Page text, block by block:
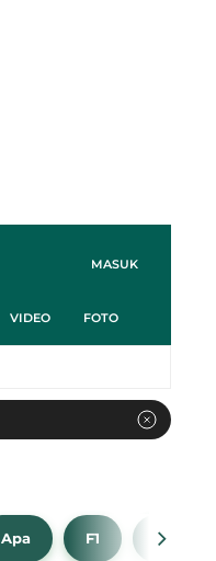
MASUK
VIDEO FOTO
Apa F1 NBA